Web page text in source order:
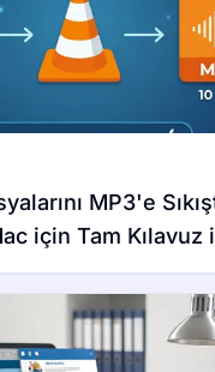
MP3'e
için Tam Kılavuz